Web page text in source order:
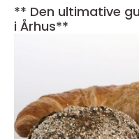
** Den ultimative
i Århus**